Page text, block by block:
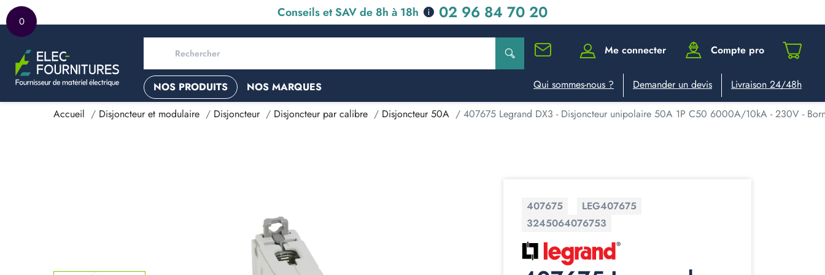
0
Conseils et SAV de 8h à 18h 02 96 84 70 20
NOS PRODUITS NOS MARQUES
Me connecter Compte pro
Qui sommes-nous ? Demander un devis Livraison 24/48h
Accueil Disjoncteur et modulaire Disjoncteur Disjoncteur par calibre Disjoncteur 50A 407675 Legrand DX3 - Disjoncteur unipolaire 50A 1P C50 6000A/10kA - 230V -
407675
LEG407675
3245064076753